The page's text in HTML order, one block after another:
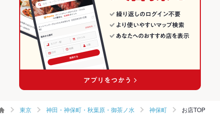
東京 神田・神保町・秋葉原・御茶ノ水 神保町 お店TOP